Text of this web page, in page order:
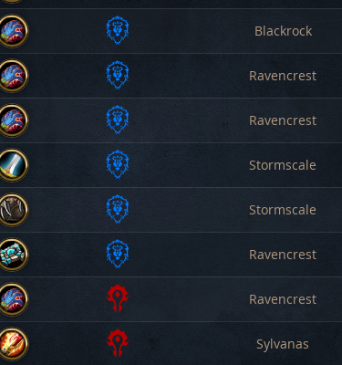
Druida Alleanza
Evocatrice Alleanza
Blackrock
Evocatrice Alleanza
Ravencrest
Evocatrice Alleanza
Ravencrest
Guerriero Alleanza
Stormscale
Druida Alleanza
Stormscale
Sacerdotessa Alleanza
Ravencrest
Evocatrice Orda
Ravencrest
Sylvanas